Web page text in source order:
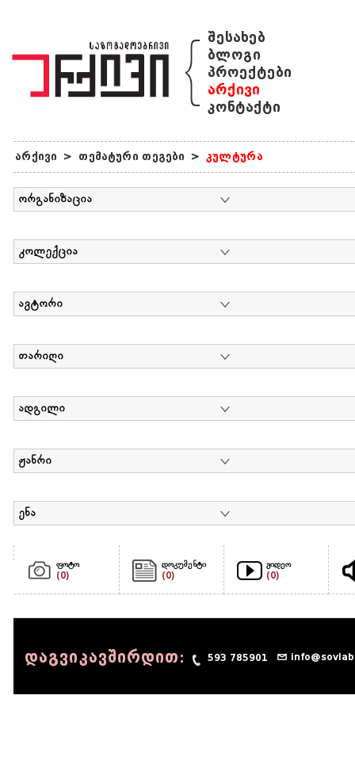
{ შესახებ
ბლოგი
პროექტები
არქივი
კონტაქტი
არქივი > თემატური თეგები > კულტურა
ორგანიზაცია
კოლექცია
ავტორი
თარიღი
ადგილი
ჟანრი
ენა
ფოტო
(0)
დოკუმენტი
(0)
ვიდეო
(0)
დაგვიკავშირდით: 593 785901